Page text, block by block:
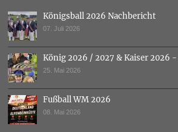
Königsball 2026 Nachbericht
07. Juli 2026
König 2026 / 2027 & Kaiser 2026
25. Mai 2026
Fußball WM 2026
08. Mai 2026